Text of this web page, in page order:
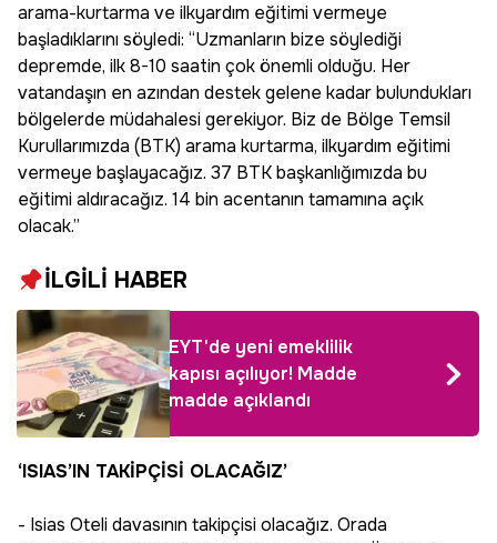
arama-kurtarma ve ilkyardım eğitimi vermeye
başladıklarını söyledi: “Uzmanların bize söylediği
depremde, ilk 8-10 saatin çok önemli olduğu. Her
vatandaşın en azından destek gelene kadar bulundukları
bölgelerde müdahalesi gerekiyor. Biz de Bölge Temsil
Kurullarımızda (BTK) arama kurtarma, ilkyardım eğitimi
vermeye başlayacağız. 37 BTK başkanlığımızda bu
eğitimi aldıracağız. 14 bin acentanın tamamına açık
olacak.”
İLGİLİ HABER
EYT'de yeni emeklilik
kapısı açılıyor! Madde
madde açıklandı
‘ISIAS’IN TAKİPÇİSİ OLACAĞIZ’
- Isias Oteli davasının takipçisi olacağız. Orada